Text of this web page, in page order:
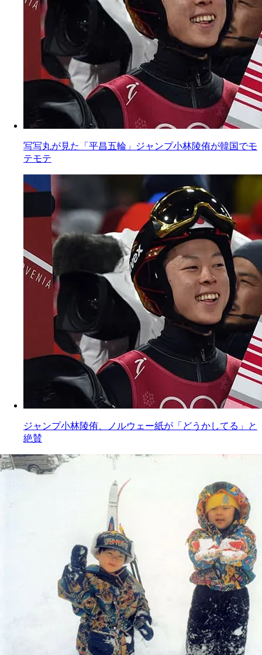
写写丸が見た「平昌五輪」ジャンプ小林陵侑が韓国でモ
テモテ
ジャンプ小林陵侑、ノルウェー紙が「どうかしてる」と
絶賛